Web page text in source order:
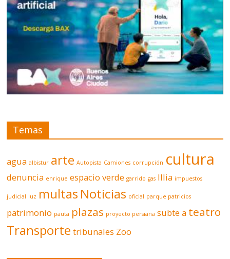
Temas
agua albistur arte Autopista Camiones corrupción cultura
denuncia enrique espacio verde garrido gas Illia impuestos
judicial luz multas Noticias oficial parque patricios
patrimonio pauta plazas proyecto persiana subte a teatro
Transporte tribunales Zoo